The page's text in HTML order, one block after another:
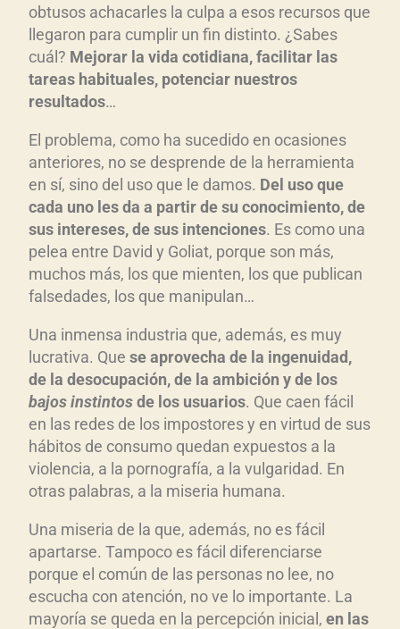
u
d
i
o
obtusos achacarles la culpa a esos recursos que
llegaron para cumplir un fin distinto. ¿Sabes
cuál? Mejorar la vida cotidiana, facilitar las
tareas habituales, potenciar nuestros
resultados…
El problema, como ha sucedido en ocasiones
anteriores, no se desprende de la herramienta
en sí, sino del uso que le damos. Del uso que
cada uno les da a partir de su conocimiento, de
sus intereses, de sus intenciones. Es como una
pelea entre David y Goliat, porque son más,
muchos más, los que mienten, los que publican
falsedades, los que manipulan…
Una inmensa industria que, además, es muy
lucrativa. Que se aprovecha de la ingenuidad,
de la desocupación, de la ambición y de los
bajos instintosde los usuarios. Que caen fácil
en las redes de los impostores y en virtud de sus
hábitos de consumo quedan expuestos a la
violencia, a la pornografía, a la vulgaridad. En
otras palabras, a la miseria humana.
Una miseria de la que, además, no es fácil
apartarse. Tampoco es fácil diferenciarse
porque el común de las personas no lee, no
escucha con atención, no ve lo importante. La
mayoría se queda en la percepción inicial, en las